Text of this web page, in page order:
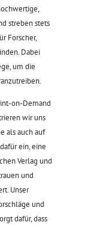
streben stets
Forscher,
Dabei
um die
on-Demand
wir uns
als auch auf
ein, eine
Verlag und
und
Unser
und
dafür, dass